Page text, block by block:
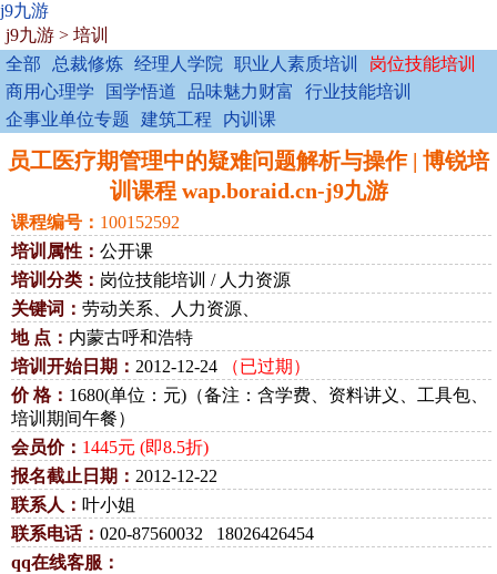
j9九游
j9九游 > 培训
全部
总裁修炼 经理人学院 职业人素质培训
岗位技能培训
商用心理学
国学悟道 品味魅力财富
行业技能培训
企事业单位专题
建筑工程 内训课
员工医疗期管理中的疑难问题解析与操作 | 博锐培
训课程 wap.boraid.cn-j9九游
课程编号： 100152592
培训属性： 公开课
培训分类： 岗位技能培训 / 人力资源
关键词： 劳动关系、人力资源、
地 点： 内蒙古呼和浩特
培训开始日期： 2012-12-24
（已过期）
价 格： 1680(单位：元)（备注：含学费、资料讲义、工具包、
培训期间午餐）
会员价： 1445元 (即8.5折)
报名截止日期： 2012-12-22
联系人： 叶小姐
联系电话： 020-87560032 18026426454
qq在线客服：